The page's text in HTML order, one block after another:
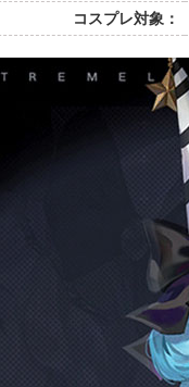
コスプレ対象：